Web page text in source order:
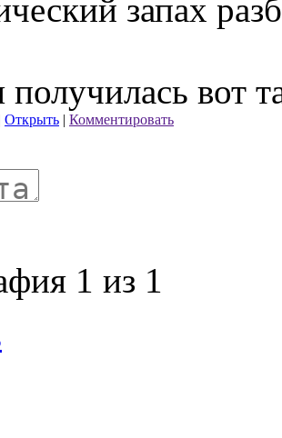
запах
получилась вот
Открыть | Комментировать
1 из 1